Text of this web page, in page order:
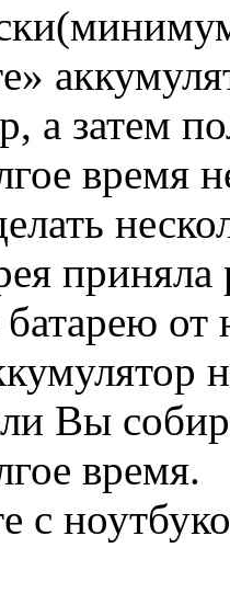
а затем
время
от
Вы
время.
с